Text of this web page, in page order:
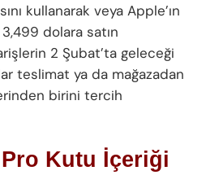
kullanarak veya Apple’ın
dolara satın
2 Şubat’ta geleceği
teslimat ya da mağazadan
birini tercih
Kutu İçeriği